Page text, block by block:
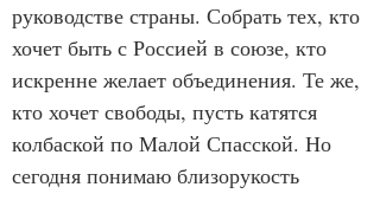
руководстве страны. Собрать тех, кто
хочет быть с Россией в союзе, кто
искренне желает объединения. Те же,
кто хочет свободы, пусть катятся
колбаской по Малой Спасской. Но
сегодня понимаю близорукость